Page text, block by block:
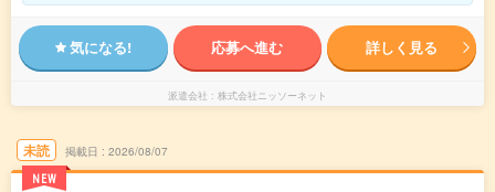
気になる! 応募へ進む 詳しく見る
派遣会社 株式会社ニッソーネット
未読
NEW
掲載日 2026/08/07